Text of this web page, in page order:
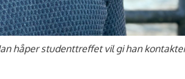
håper studenttreffet vil gi han